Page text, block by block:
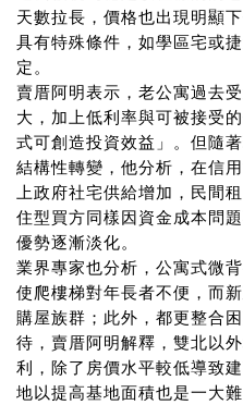
天數拉長，價格也出現明顯
具有特殊條件，如學區宅或
定。
賣厝阿明表示，老公寓過去
大，加上低利率與可被接受
式可創造投資效益」。但隨
結構性轉變，他分析，在信
上政府社宅供給增加，民間
住型買方同樣因資金成本問
優勢逐漸淡化。
業界專家也分析，公寓式微
使爬樓梯對年長者不便，而
購屋族群；此外，都更整合
待，賣厝阿明解釋，雙北以
利，除了房價水平較低導致
地以提高基地面積也是一大